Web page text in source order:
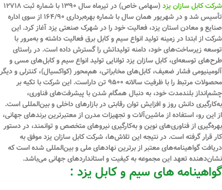
شرکت کابل سازان یزد
(سهامی خاص) در تیرماه سال ۱۳۹۰ با شماره ثبت ۱۲۷۱۸
تأسیس شد و در شهریور همان سال با شماره بهره‌برداری ۱۶۴/۹۰ از سوی اداره
صنایع و معادن استان یزد، فعالیت خود را در شهرک صنعتی یزد آغاز کرد. این
شرکت از ابتدا در زمینه تولید انواع سیم و کابل برق فعالیت داشته و به‌مرور با
توسعه زیرساخت‌های خود، دامنه تولیداتش را گسترش داده است. در راستای
طرح‌های توسعه‌ای، کابل سازان یزد توانایی تولید انواع سیم و کابل‌های مسی و
آلومینیومی فشار ضعیف، کابل‌های مخابراتی، هم‌محور (کواکسیال)، کنترلی و دیگر
محصولات مرتبط را با ظرفیت سالانه ۹۵۰۰ تن داراست. این شرکت با تکیه بر
چشم‌انداز بلندمدت خود، به دنبال همگام شدن با پیشرفت‌های فناوری،
به‌کارگیری دانش روز و افزایش توان رقابتی در بازارهای داخلی و بین‌المللی است.
از این رو، استفاده از ماشین‌آلات و تجهیزات مدرن از معتبرترین برندهای جهانی،
بهره‌گیری از فناوری‌های نوین و به‌کارگیری نیروهای متخصص و توانمند، در دستور
کار قرار گرفته است. در نتیجه این تلاش‌ها، شرکت کابل سازان یزد موفق به
دریافت گواهینامه‌های معتبر از برترین نهادهای ملی و بین‌المللی شده است که
نشان‌دهنده تعهد این مجموعه به کیفیت و استانداردهای جهانی می‌باشد.
گواهینامه های سیم و کابل یزد :